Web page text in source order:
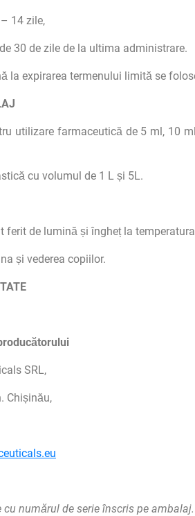
– 14 zile,
30 de zile de la ultima administrare.
la expirarea termenului limită se
utilizare farmaceutică de 5 ml, 10
cu volumul de 1 L și 5L.
de lumină și îngheț la temperatura
și vederea copiilor.
SRL,
Chișinău,
numărul de serie înscris pe ambalaj.